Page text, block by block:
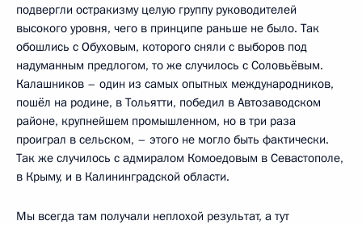
подвергли остракизму целую группу руководителей
высокого уровня, чего в принципе раньше не было. Так
обошлись с Обуховым, которого сняли с выборов под
надуманным предлогом, то же случилось с Соловьёвым.
Калашников – один из самых опытных международников,
пошёл на родине, в Тольятти, победил в Автозаводском
районе, крупнейшем промышленном, но в три раза
проиграл в сельском, – этого не могло быть фактически.
Так же случилось с адмиралом Комоедовым в Севастополе,
в Крыму, и в Калининградской области.
Мы всегда там получали неплохой результат, а тут